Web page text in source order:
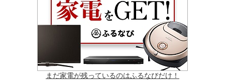
まだ家電が残っているのはふるなびだけ！